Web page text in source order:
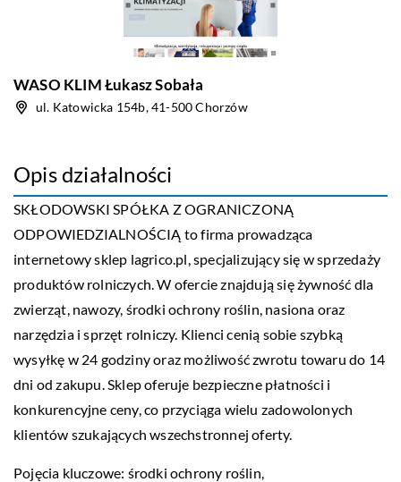
WASO KLIM Łukasz Sobała
ul. Katowicka 154b, 41-500 Chorzów
Opis działalności
SKŁODOWSKI SPÓŁKA Z OGRANICZONĄ
ODPOWIEDZIALNOŚCIĄ to firma prowadząca
internetowy sklep lagrico.pl, specjalizujący się w sprzedaży
produktów rolniczych. W ofercie znajdują się żywność dla
zwierząt, nawozy, środki ochrony roślin, nasiona oraz
narzędzia i sprzęt rolniczy. Klienci cenią sobie szybką
wysyłkę w 24 godziny oraz możliwość zwrotu towaru do 14
dni od zakupu. Sklep oferuje bezpieczne płatności i
konkurencyjne ceny, co przyciąga wielu zadowolonych
klientów szukających wszechstronnej oferty.
Pojęcia kluczowe: środki ochrony roślin,